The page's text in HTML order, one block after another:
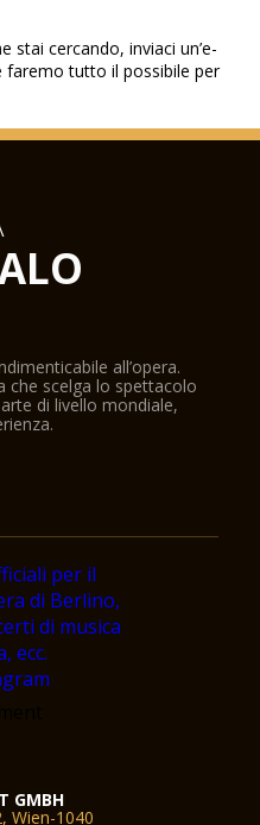
stai cercando, inviaci un’e-
faremo tutto il possibile per
all’opera.
che scelga lo spettacolo
di livello mondiale,
GMBH
Wien-1040